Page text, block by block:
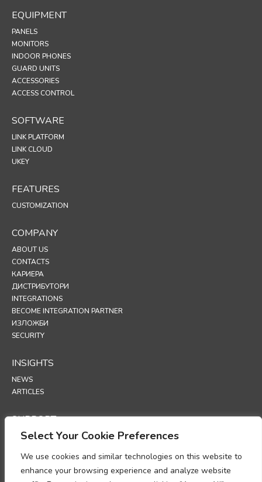
Select Your Cookie Preferences
We use cookies and similar technologies on this website to
enhance your browsing experience and analyze website
EQUIPMENT
PANELS
MONITORS
INDOOR PHONES
GUARD UNITS
ACCESSORIES
ACCESS CONTROL
SOFTWARE
LINK PLATFORM
LINK CLOUD
UKEY
FEATURES
CUSTOMIZATION
COMPANY
ABOUT US
CONTACTS
КАРИЕРА
ДИСТРИБУТОРИ
INTEGRATIONS
BECOME INTEGRATION PARTNER
ИЗЛОЖБИ
SECURITY
INSIGHTS
NEWS
ARTICLES
SUPPORT
TECHNICAL PORTAL
POLICIES
ПОЛИТИКА ЗА ПОВЕРИТЕЛНОСТ